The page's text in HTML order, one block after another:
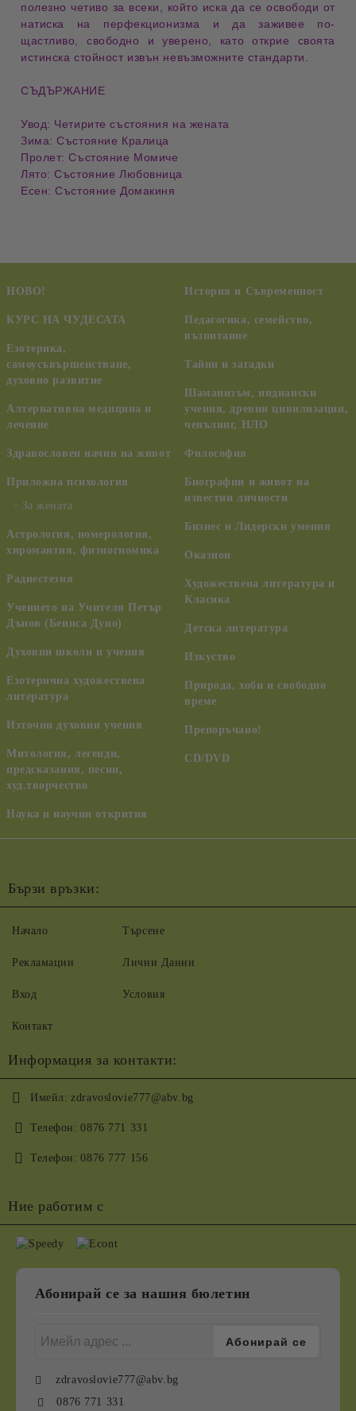
полезно четиво за всеки, който иска да се освободи от
натиска на перфекционизма
и да заживее по-
щастливо, свободно и уверено, като открие своята
истинска стойност извън невъзможните стандарти.
СЪДЪРЖАНИЕ
Увод: Четирите състояния на жената
Зима: Състояние Кралица
Пролет: Състояние Момиче
Лято: Състояние Любовница
Есен: Състояние Домакиня
НОВО!
КУРС НА ЧУДЕСАТА
Езотерика,
самоусъвършенстване,
духовно развитие
Алтернативна медицина и
лечение
Здравословен начин на живот
Приложна психология
За жената
Астрология, номерология,
хиромантия, физиогномика
Радиестезия
Учението на Учителя Петър
Дънов (Беинса Дуно)
Духовни школи и учения
Езотерична художествена
литература
Източни духовни учения
Митология, легенди,
предсказания, песни,
худ.творчество
Наука и научни открития
История и Съвременност
Педагогика, семейство,
възпитание
Тайни и загадки
Шаманизъм, индиански
учения, древни цивилизации,
ченълинг, НЛО
Философия
Биографии и живот на
известни личности
Бизнес и Лидерски умения
Оказион
Художествена литература и
Класика
Детска литература
Изкуство
Природа, хоби и свободно
време
Препоръчано!
CD/DVD
Бързи връзки:
Начало
Рекламации
Вход
Контакт
Търсене
Лични Данни
Условия
Информация за контакти:
Имейл: zdravoslovie777@abv.bg
Телефон: 0876 771 331
Телефон: 0876 777 156
Ние работим с
Абонирай се за нашия бюлетин
zdravoslovie777@abv.bg
0876 771 331